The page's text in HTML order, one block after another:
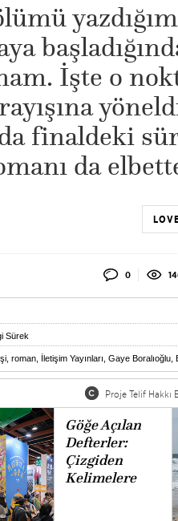
İşte o
finaldeki
da
0
Sürek
roman İletişim Yayınları Gaye Boralıoğlu
Proje Telif Hakkı
Göğe Açılan
Defterler:
Çizgiden
Kelimelere